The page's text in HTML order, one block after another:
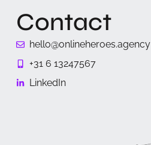
Contact
hello@onlineheroes.agency
+31 6 13247567
LinkedIn